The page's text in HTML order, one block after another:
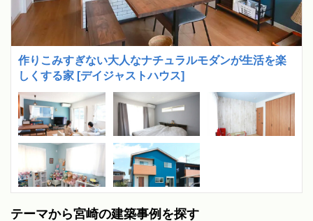
作りこみすぎない大人なナチュラルモダンが生活を楽
しくする家 [デイジャストハウス]
テーマから宮崎の建築事例を探す